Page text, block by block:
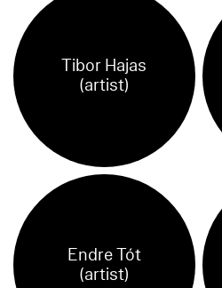
Tibor Hajas
(artist)
Endre Tót
(artist)